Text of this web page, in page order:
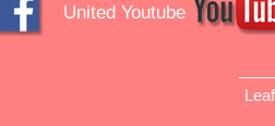
United Youtube